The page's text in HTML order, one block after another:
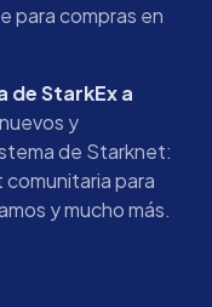
para compras en
de StarkEx a
y
de Starknet:
para
y mucho más.